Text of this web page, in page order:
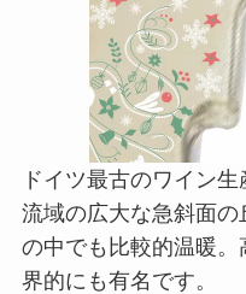
ドイツ最古のワイン
流域の広大な急斜面
の中でも比較的温暖
界的にも有名です。